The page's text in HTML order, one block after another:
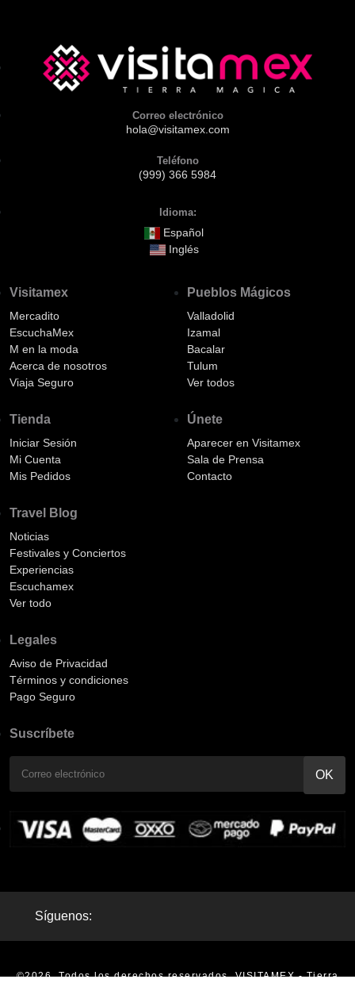
Correo electrónico
hola@visitamex.com
Teléfono
(999) 366 5984
Idioma:
Español
Inglés
Visitamex
Mercadito
EscuchaMex
M en la moda
Acerca de nosotros
Viaja Seguro
Tienda
Iniciar Sesión
Mi Cuenta
Mis Pedidos
Pueblos Mágicos
Valladolid
Izamal
Bacalar
Tulum
Ver todos
Únete
Aparecer en Visitamex
Sala de Prensa
Contacto
Travel Blog
Noticias
Festivales y Conciertos
Experiencias
Escuchamex
Ver todo
Legales
Aviso de Privacidad
Términos y condiciones
Pago Seguro
Suscríbete
Síguenos:
©2026. Todos los derechos reservados. VISITAMEX - Tierra